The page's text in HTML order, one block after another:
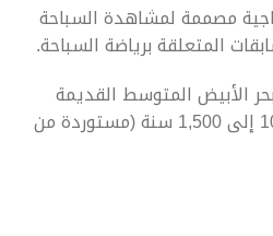
مصممة لمشاهدة السباحة
المتعلقة برياضة السباحة.
الأبيض المتوسط القديمة
التي تتراوح أعمارها بين 100 إلى 1,500 سنة (مستوردة من